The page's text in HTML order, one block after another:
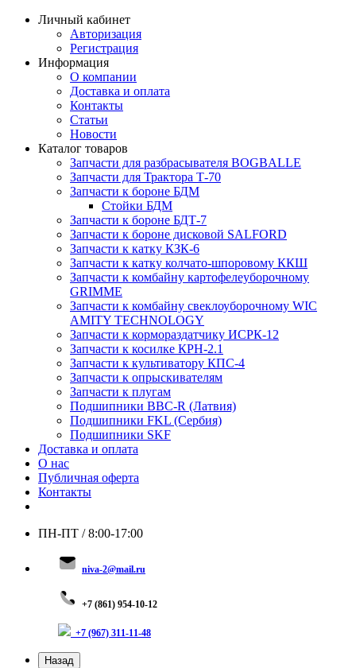
Личный кабинет
Авторизация
Регистрация
Информация
О компании
Доставка и оплата
Контакты
Статьи
Новости
Каталог товаров
Запчасти для разбрасывателя BOGBALLE
Запчасти для Трактора Т-70
Запчасти к бороне БДМ
Стойки БДМ
Запчасти к бороне БДТ-7
Запчасти к бороне дисковой SALFORD
Запчасти к катку КЗК-6
Запчасти к катку колчато-шпоровому ККШ
Запчасти к комбайну картофелеуборочному
GRIMME
Запчасти к комбайну свеклоуборочному WIC
AMITY TECHNOLOGY
Запчасти к кормораздатчику ИСРК-12
Запчасти к косилке КРН-2.1
Запчасти к культиватору КПС-4
Запчасти к опрыскивателям
Запчасти к плугам
Подшипники BBC-R (Латвия)
Подшипники FKL (Сербия)
Подшипники SKF
Доставка и оплата
О нас
Публичная оферта
Контакты
ПН-ПТ / 8:00-17:00
niva-2@mail.ru
+7 (861) 954-10-12
+7 (967) 311-11-48
Назад